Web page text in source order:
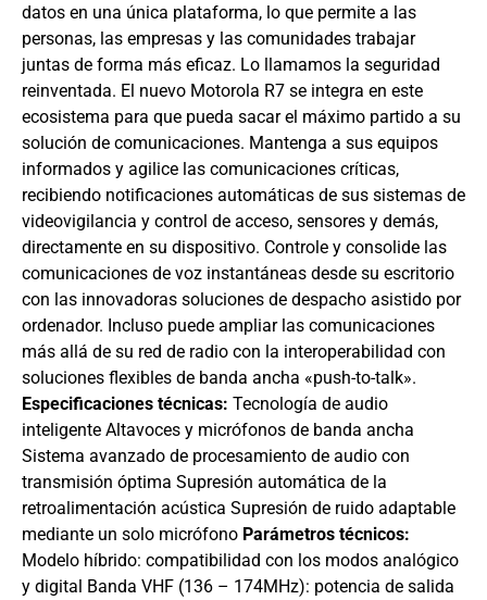
datos en una única plataforma, lo que permite a las
personas, las empresas y las comunidades trabajar
juntas de forma más eficaz. Lo llamamos la seguridad
reinventada. El nuevo Motorola R7 se integra en este
ecosistema para que pueda sacar el máximo partido a su
solución de comunicaciones. Mantenga a sus equipos
informados y agilice las comunicaciones críticas,
recibiendo notificaciones automáticas de sus sistemas de
videovigilancia y control de acceso, sensores y demás,
directamente en su dispositivo. Controle y consolide las
comunicaciones de voz instantáneas desde su escritorio
con las innovadoras soluciones de despacho asistido por
ordenador. Incluso puede ampliar las comunicaciones
más allá de su red de radio con la interoperabilidad con
soluciones flexibles de banda ancha «push-to-talk».
Especificaciones técnicas: Tecnología de audio
inteligente Altavoces y micrófonos de banda ancha
Sistema avanzado de procesamiento de audio con
transmisión óptima Supresión automática de la
retroalimentación acústica Supresión de ruido adaptable
mediante un solo micrófono Parámetros técnicos:
Modelo híbrido: compatibilidad con los modos analógico
y digital Banda VHF (136 – 174MHz): potencia de salida